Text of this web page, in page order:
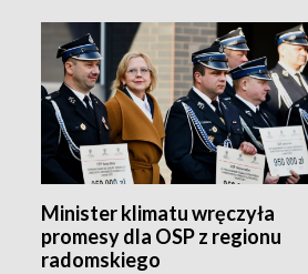
Minister klimatu wręczyła
promesy dla OSP z regionu
radomskiego